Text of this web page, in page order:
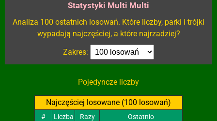
Statystyki Multi Multi
Analiza 100 ostatnich losowań. Które liczby, parki i trójki
wypadają najczęściej, a które najrzadziej?
Zakres:
Pojedyncze liczby
Najczęściej losowane (100 losowań)
# Liczba Razy Ostatnio